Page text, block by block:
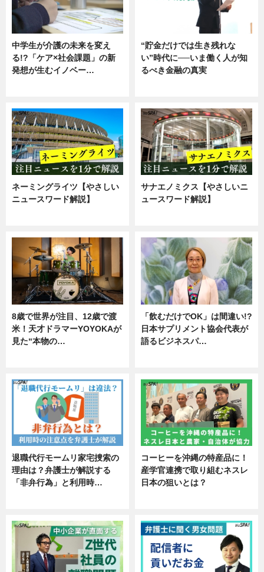
中学生が介護の未来を変え
る!?「ケア×社会課題」の新
発想が生むイノベー…
“貯金だけでは生き残れな
い”時代に──いま働く人が知
るべき金融の真実
ネーミングライツ【やさしい
ニュースワード解説】
サナエノミクス【やさしいニ
ュースワード解説】
8歳で世界が注目、12歳で渡
米！天才ドラマーYOYOKAが
見た“本物の…
「飲むだけでOK」は間違い!?
日本サプリメント協会代表が
語るビジネスパ…
退職代行モームリ家宅捜索の
理由は？弁護士が解説する
「非弁行為」と利用時…
コーヒーを沖縄の特産品に！
産学官連携で取り組むネスレ
日本の狙いとは？